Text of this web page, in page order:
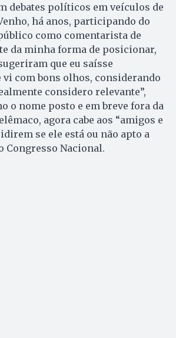
debates políticos em veículos de
há anos, participando do
como comentarista de
da minha forma de posicionar,
que eu saísse
vi com bons olhos, considerando
considero relevante”,
o nome posto e em breve fora da
agora cabe aos “amigos e
se ele está ou não apto a
Congresso Nacional.